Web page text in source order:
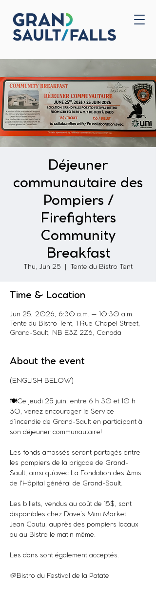
Home
Déjeuner
communautaire des
Pompiers /
Firefighters
Community
Breakfast
Thu, Jun 25 Tente du Bistro Tent
Time & Location
Jun 25, 2026, 6:30 a.m. – 10:30 a.m.
Tente du Bistro Tent, 1 Rue Chapel Street,
Grand-Sault, NB E3Z 2Z6, Canada
About the event
(ENGLISH BELOW)
🍽Ce jeudi 25 juin, entre 6 h 30 et 10 h
30, venez encourager le Service
d’incendie de Grand-Sault en participant à
son déjeuner communautaire!
Les fonds amassés seront partagés entre
les pompiers de la brigade de Grand-
Sault, ainsi qu’avec La Fondation des Amis
de l'Hôpital général de Grand-Sault.
Les billets, vendus au coût de 15$, sont
disponibles chez Dave’s Mini Market,
Jean Coutu, auprès des pompiers locaux
ou au Bistro le matin même.
Les dons sont également acceptés.
🥔Bistro du Festival de la Patate